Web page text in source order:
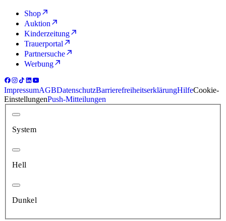
Shop
Auktion
Kinderzeitung
Trauerportal
Partnersuche
Werbung
ImpressumAGBDatenschutzBarrierefreiheitserklärungHilfeCookie-
EinstellungenPush-Mitteilungen
System
Hell
Dunkel